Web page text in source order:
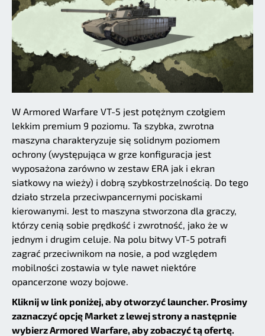
W Armored Warfare VT-5 jest potężnym czołgiem
lekkim premium 9 poziomu. Ta szybka, zwrotna
maszyna charakteryzuje się solidnym poziomem
ochrony (występująca w grze konfiguracja jest
wyposażona zarówno w zestaw ERA jak i ekran
siatkowy na wieży) i dobrą szybkostrzelnością. Do tego
działo strzela przeciwpancernymi pociskami
kierowanymi. Jest to maszyna stworzona dla graczy,
którzy cenią sobie prędkość i zwrotność, jako że w
jednym i drugim celuje. Na polu bitwy VT-5 potrafi
zagrać przeciwnikom na nosie, a pod względem
mobilności zostawia w tyle nawet niektóre
opancerzone wozy bojowe.
Kliknij w link poniżej, aby otworzyć launcher. Prosimy
zaznaczyć opcję Market z lewej strony a następnie
wybierz Armored Warfare, aby zobaczyć tą ofertę.